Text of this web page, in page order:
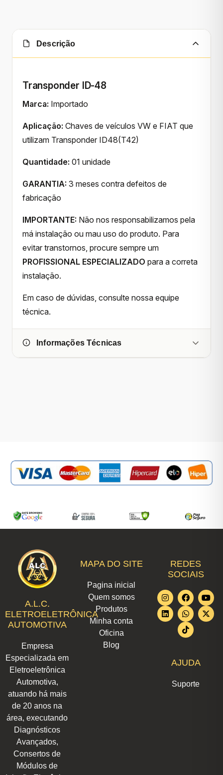
Descrição
Transponder ID-48
Marca: Importado
Aplicação: Chaves de veículos VW e FIAT que
utilizam Transponder ID48(T42)
Quantidade: 01 unidade
GARANTIA: 3 meses contra defeitos de
fabricação
IMPORTANTE: Não nos responsabilizamos pela
má instalação ou mau uso do produto. Para
evitar transtornos, procure sempre um
PROFISSIONAL ESPECIALIZADO para a correta
instalação.
Em caso de dúvidas, consulte nossa equipe
técnica.
Informações Técnicas
A.L.C.
ELETROELETRÔNICA
AUTOMOTIVA
Empresa
Especializada em
Eletroeletrônica
Automotiva,
atuando há mais
de 20 anos na
área, executando
Diagnósticos
Avançados,
Consertos de
Módulos de
MAPA DO SITE
Pagina inicial
Quem somos
Produtos
Minha conta
Oficina
Blog
REDES
SOCIAIS
I
n
s
t
F
a
c
e
b
o
Y
o
u
t
L
i
n
k
W
h
a
t
s
a
X
-
t
w
T
i
k
t
o
k
AJUDA
Suporte